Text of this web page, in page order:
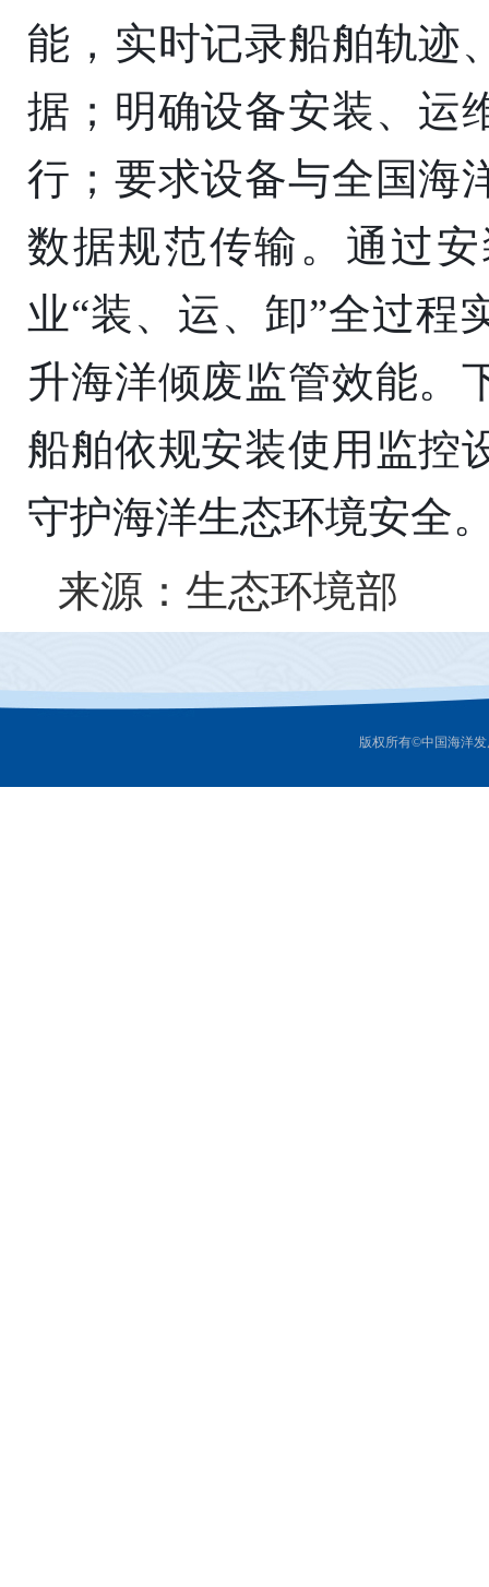
能，实时记录船舶轨迹
据；明确设备安装、运
行；要求设备与全国海
数据规范传输。通过
业“装、运、卸”全过程
升海洋倾废监管效能。
船舶依规安装使用监控
守护海洋生态环境安全
来源：生态环境部
版权所有©中国海洋发